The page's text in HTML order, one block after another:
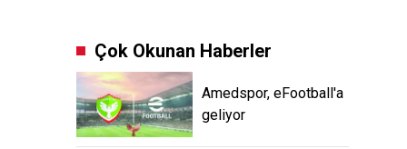
Çok Okunan Haberler
Amedspor, eFootball'a
geliyor